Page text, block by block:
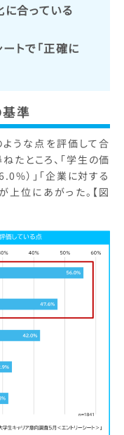
合っている
トで「正確に
基準
うな点を評価して合
たところ、「学生の価
）」「企業に対する
上位にあがった。【図